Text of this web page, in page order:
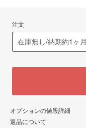
注文
オプションの値段詳細
返品について